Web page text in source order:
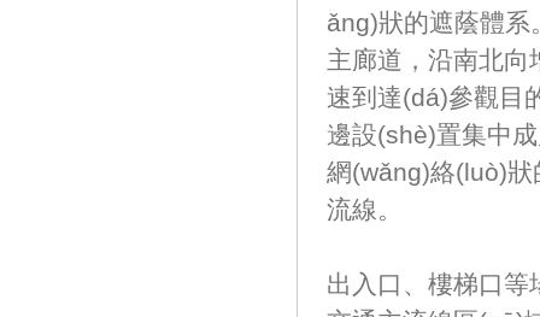
ǎng)狀的遮蔭體系
主廊道，沿南北
速到達(dá)參觀目
邊設(shè)置集中成
網(wǎng)絡(luò)
流線。
出入口、樓梯口等